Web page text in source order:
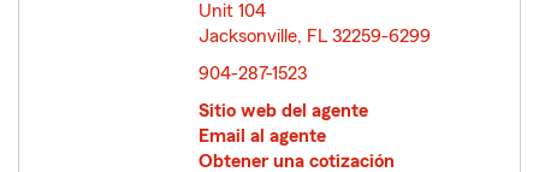
Unit 104
Jacksonville, FL 32259-6299
904-287-1523
Sitio web del agente
Email al agente
Obtener una cotización